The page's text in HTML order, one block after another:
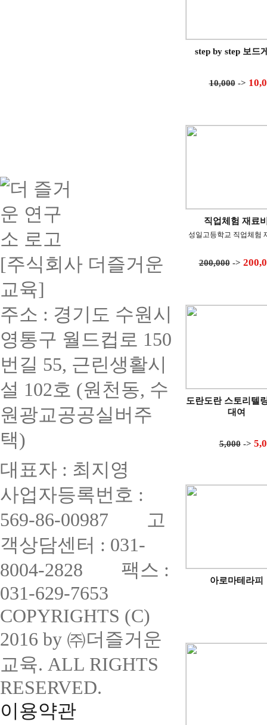
step by step 보드
10,000->
직업체험 재료
성일고등학교 직업체험
200,000->
도란도란 스토리텔
대여
5,000->
아로마테라피
[주식회사 더즐거운
교육]
주소 : 경기도 수원시
영통구 월드컵로 150
번길 55, 근린생활시
설 102호 (원천동, 수
원광교공공실버주
택)
대표자 : 최지영
사업자등록번호 :
569-86-00987 고
객상담센터 : 031-
8004-2828 팩스 :
031-629-7653
COPYRIGHTS (C)
2016 by ㈜더즐거운
교육. ALL RIGHTS
RESERVED.
이용약관